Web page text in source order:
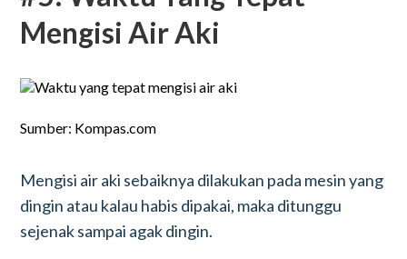
Mengisi Air Aki
Sumber: Kompas.com
Mengisi air aki sebaiknya dilakukan pada mesin yang
dingin atau kalau habis dipakai, maka ditunggu
sejenak sampai agak dingin.